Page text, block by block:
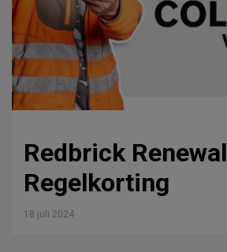
Redbrick Renewal
Regelkorting
18 juli 2024